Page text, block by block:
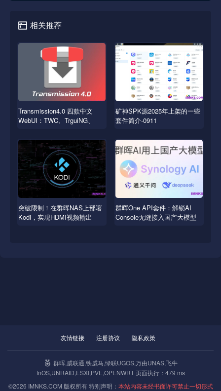
相关推荐
Transmission4.0 四款中文
WebUI：TWC、TrguiNG、
矿神SPK源2025年上架的一些
套件简介-0911
突破限制！在群晖NAS上部署
Kodi，实现HDMI视频输出
群晖One API套件：解锁AI
Console无缝接入国产大模型
友情链接 注册协议 隐私政策
群晖,威联通,铁威马,绿联UGOS,万由UNAS,飞牛
fnOS,UNRAID,ESXI,PVE,OPENWRT 页面执行：479 ms
©2026 IMNKS.COM 版权所有 特别声明： 本站内容未经书面许可禁止一切形式